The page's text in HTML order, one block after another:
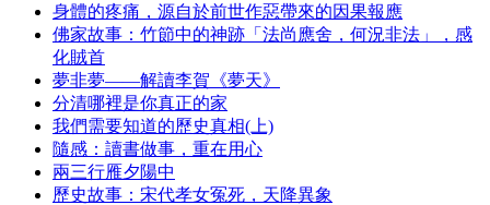
身體的疼痛，源自於前世作惡帶來的因果報應
佛家故事：竹節中的神跡「法尚應舍，何況非法」，感
化賊首
夢非夢——解讀李賀《夢天》
分清哪裡是你真正的家
我們需要知道的歷史真相(上)
隨感：讀書做事，重在用心
兩三行雁夕陽中
歷史故事：宋代孝女冤死，天降異象